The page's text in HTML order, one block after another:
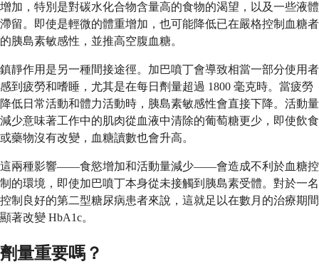
增加，特別是對碳水化合物含量高的食物的渴望，以及一些液體
滯留。即使是輕微的體重增加，也可能降低已在嚴格控制血糖者
的胰島素敏感性，並推高空腹血糖。
鎮靜作用是另一種間接途徑。加巴噴丁會導致相當一部分使用者
感到疲勞和嗜睡，尤其是在每日劑量超過 1800 毫克時。當疲勞
降低日常活動和體力活動時，胰島素敏感性會直接下降。活動量
減少意味著工作中的肌肉從血液中清除的葡萄糖更少，即使飲食
或藥物沒有改變，血糖讀數也會升高。
這兩種影響——食慾增加和活動量減少——會造成不利於血糖控
制的環境，即使加巴噴丁本身從未接觸到胰島素受體。對於一名
控制良好的第二型糖尿病患者來說，這就足以在數月的治療期間
顯著改變 HbA1c。
劑量重要嗎？